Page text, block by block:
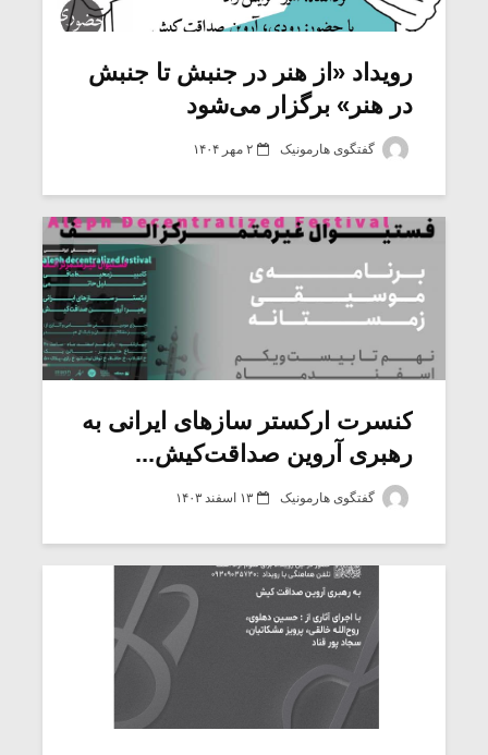
رویداد «از هنر در جنبش تا جنبش
در هنر» برگزار می‌شود
گفتگوی هارمونیک ۲ مهر ۱۴۰۴
کنسرت ارکستر سازهای ایرانی به
رهبری آروین صداقت‌کیش...
گفتگوی هارمونیک ۱۳ اسفند ۱۴۰۳